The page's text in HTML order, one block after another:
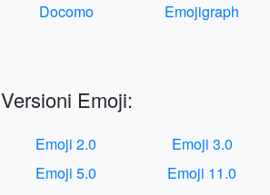
Docomo
Emojigraph
Versioni Emoji:
Emoji 2.0
Emoji 3.0
Emoji 5.0
Emoji 11.0